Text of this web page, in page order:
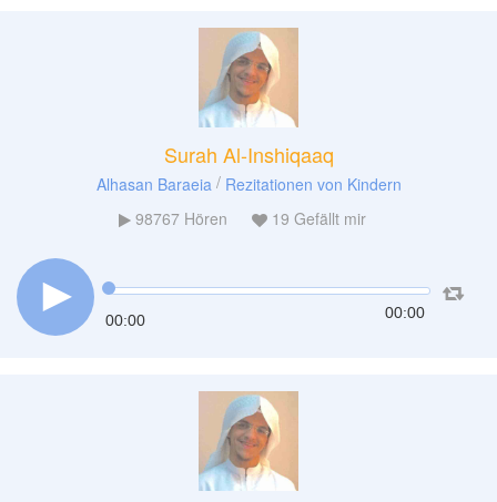
Surah Al-Inshiqaaq
Alhasan Baraeia / Rezitationen von Kindern
98767Hören 19 Gefällt mir
00:00 00:00